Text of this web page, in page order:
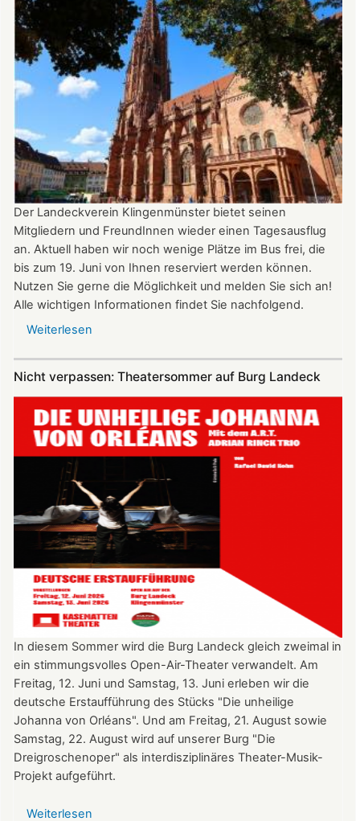
der
Burg:
After
Work
donnerstags
22:00
Uhr
Der Landeckverein Klingenmünster bietet seinen
Mitgliedern und FreundInnen wieder einen Tagesausflug
an. Aktuell haben wir noch wenige Plätze im Bus frei, die
bis zum 19. Juni von Ihnen reserviert werden können.
Nutzen Sie gerne die Möglichkeit und melden Sie sich an!
Alle wichtigen Informationen findet Sie nachfolgend.
Weiterlesen
4.
2026
nach
Freiburg
Nicht verpassen: Theatersommer auf Burg Landeck
In diesem Sommer wird die Burg Landeck gleich zweimal in
ein stimmungsvolles Open-Air-Theater verwandelt. Am
Freitag, 12. Juni und Samstag, 13. Juni erleben wir die
deutsche Erstaufführung des Stücks "Die unheilige
Johanna von Orléans". Und am Freitag, 21. August sowie
Samstag, 22. August wird auf unserer Burg "Die
Dreigroschenoper" als interdisziplinäres Theater-Musik-
Projekt aufgeführt.
Weiterlesen